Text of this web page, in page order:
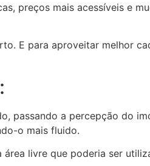
preços mais acessíveis e
E para aproveitar melhor
passando a percepção do
o mais fluido.
livre que poderia ser